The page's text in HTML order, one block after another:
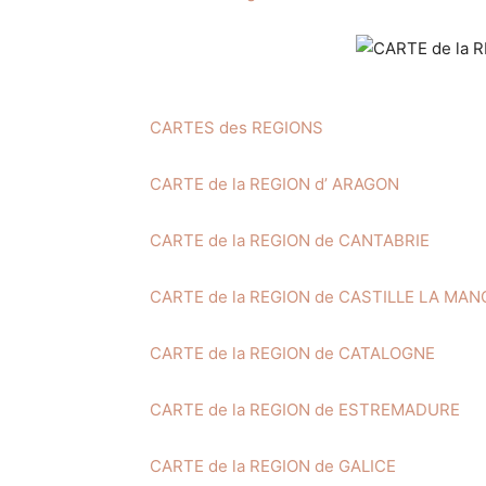
CARTES des REGIONS
CARTE de la REGION d’ ARAGON
CARTE de la REGION de CANTABRIE
CARTE de la REGION de CASTILLE LA
CARTE de la REGION de CATALOGNE
CARTE de la REGION de ESTREMADURE
CARTE de la REGION de GALICE